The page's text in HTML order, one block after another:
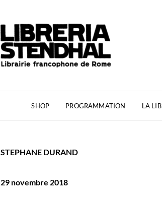
SHOP PROGRAMMATION LA
STEPHANE DURAND
29 novembre 2018